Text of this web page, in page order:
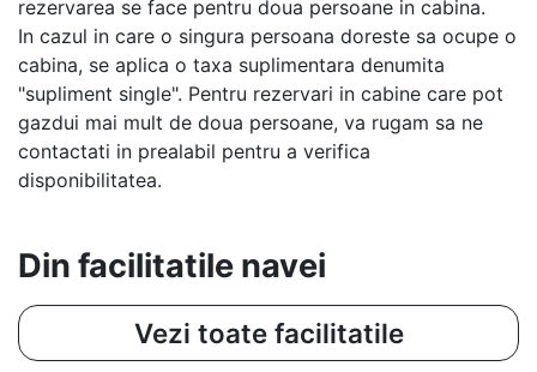
rezervarea se face pentru doua persoane in cabina.
In cazul in care o singura persoana doreste sa ocupe o
cabina, se aplica o taxa suplimentara denumita
"supliment single". Pentru rezervari in cabine care pot
gazdui mai mult de doua persoane, va rugam sa ne
contactati in prealabil pentru a verifica
disponibilitatea.
Din facilitatile navei
Vezi toate facilitatile